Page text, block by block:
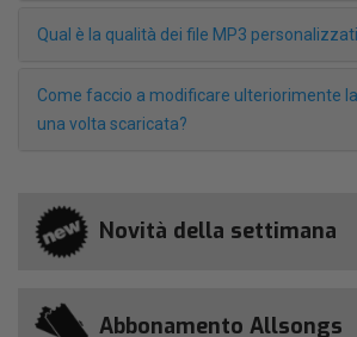
Qual è la qualità dei file MP3
Come faccio a modificare ulteriorimente
una volta scaricata?
Novità della settimana
Abbonamento Allsongs